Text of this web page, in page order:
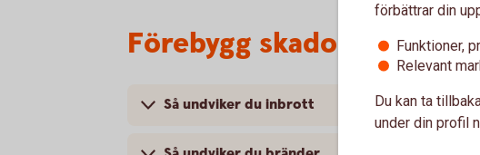
Förebygg skador
Så undviker du inbrott
förbättrar din
Funktioner,
Relevant
Du kan ta
under din profil